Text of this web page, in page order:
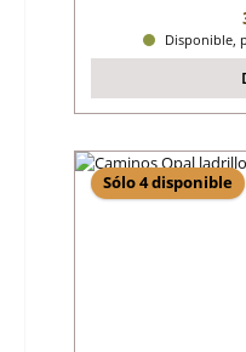
Disponible,
Sólo 4 disponible